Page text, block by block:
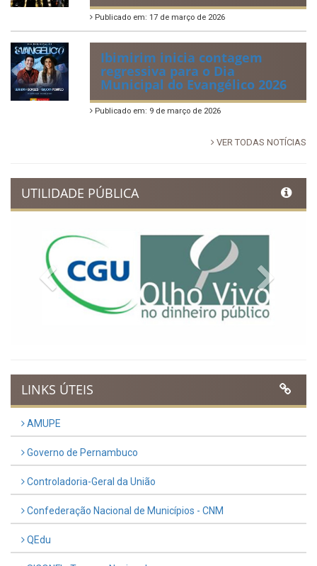
Publicado em: 17 de março de 2026
Ibimirim inicia contagem
regressiva para o Dia
Municipal do Evangélico 2026
Publicado em: 9 de março de 2026
VER TODAS NOTÍCIAS
UTILIDADE PÚBLICA
Previous
LINKS ÚTEIS
AMUPE
Governo de Pernambuco
Controladoria-Geral da União
Confederação Nacional de Municípios - CNM
QEdu